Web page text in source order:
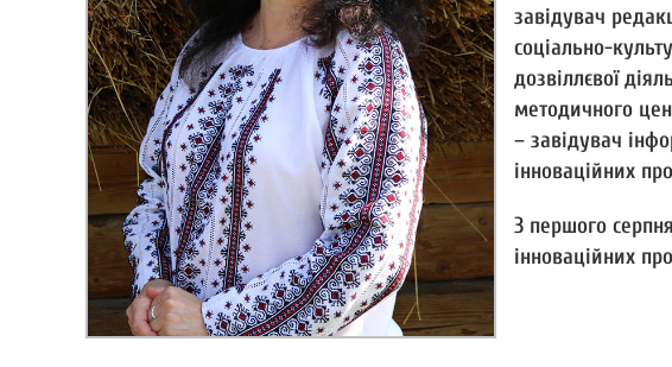
завідувач
соціально-
дозвіллєвої
методичного
– завідувач
інноваційних
З першого
інноваційних про